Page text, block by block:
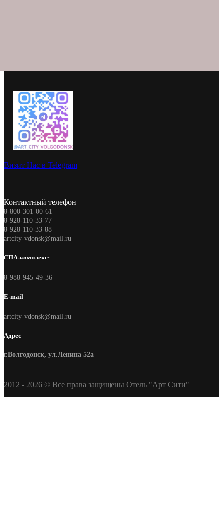
Визит Нас в Telegram
Контактный телефон
8-800-301-00-61
8-928-110-33-77
8-928-110-33-88
artcity-vdonsk@mail.ru
СПА-комплекс:
8-988-945-49-36
E-mail
artcity-vdonsk@mail.ru
Адрес
г.Волгодонск, ул.Ленина 52а
2012 - 2026 © Все права защищены Отель "Арт Сити"